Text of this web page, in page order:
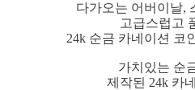
다가오는 어버이날,
고급스럽고
24k 순금 카네이션 코
가치있는 순
제작된 24k 카